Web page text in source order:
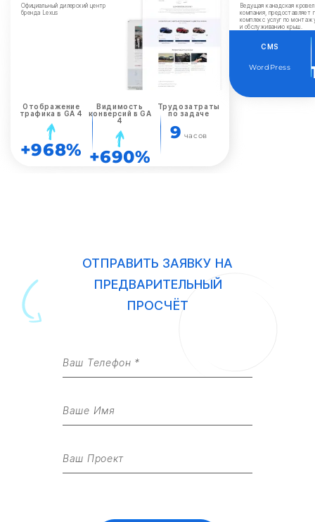
Официальный дилерский центр
бренда Lexus
Отображение
трафика в GA 4
+968%
Видимость
конверсий в GA
4
+690%
Трудозатраты
по задаче
9 часов
Ведущая канадская
компания, предоставляет
комплекс услуг по
и обслуживанию крыш.
CMS
WordPress
ОТПРАВИТЬ ЗАЯВКУ НА
ПРЕДВАРИТЕЛЬНЫЙ
ПРОСЧЁТ